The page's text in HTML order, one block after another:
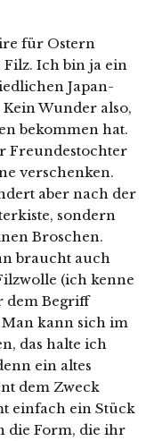
für Ostern
Filz. Ich bin ja ein
Japan-
Wunder also,
bekommen hat.
Freundestochter
verschenken.
aber nach der
sondern
Broschen.
braucht auch
(ich kenne
dem Begriff
Man kann sich im
das halte ich
ein altes
dem Zweck
einfach ein Stück
die Form, die ihr